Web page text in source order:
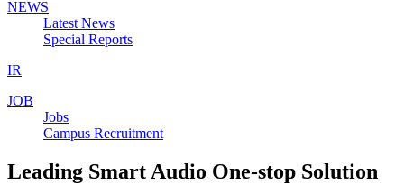
NEWS
Latest News
Special Reports
IR
JOB
Jobs
Campus Recruitment
Leading Smart Audio One-stop Solution